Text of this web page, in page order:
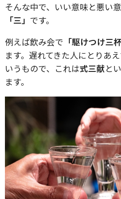
そんな中で、いい意味と悪い
「三」 です。
例えば飲み会で 「駆けつけ三杯
ます。遅れてきた人にとりあ
いうもので、これは式三献と
ます。